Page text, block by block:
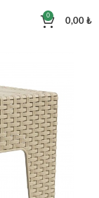
0
0,00 ₺